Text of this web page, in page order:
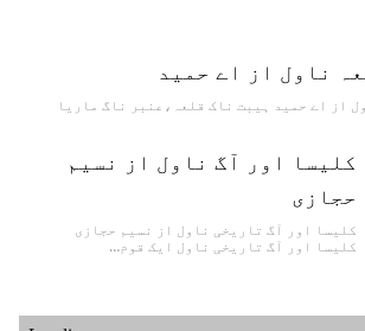
ناول از اے حمید
از اے حمید ہیبت ناک قلعہ،عنبر ناگ ماریا
کلیسا اور آگ ناول از نسیم
حجازی
کلیسا اور آگ تاریخی ناول از نسیم حجازی
کلیسا اور آگ تاریخی ناول ایک قوم…